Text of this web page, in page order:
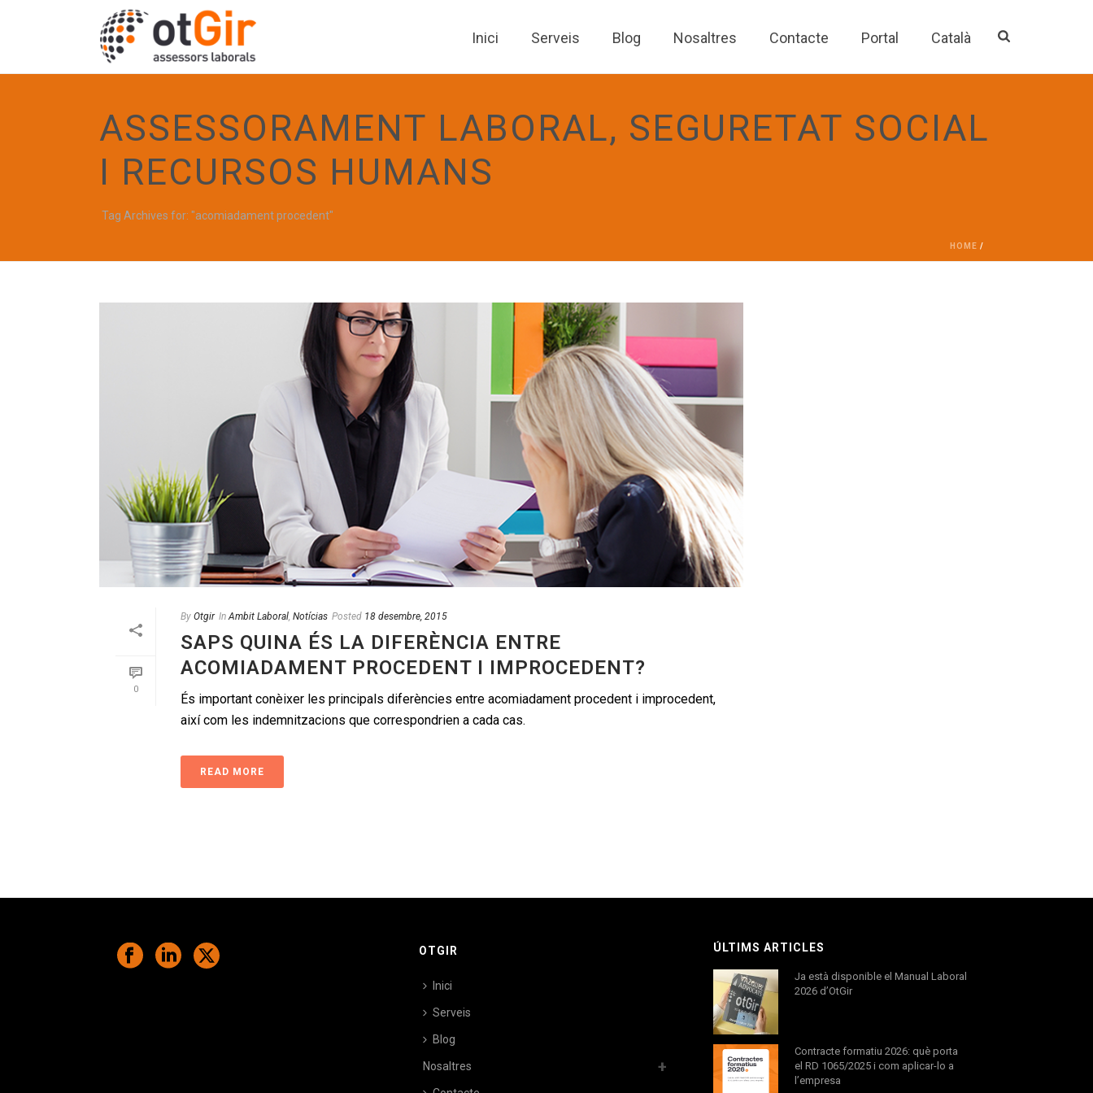
Inici Serveis Blog Nosaltres Contacte Portal Català
ASSESSORAMENT LABORAL, SEGURETAT SOCIAL
I RECURSOS HUMANS
Tag Archives for: "acomiadament procedent"
HOME /
0
By Otgir In Ambit Laboral, Notícias Posted 18 desembre, 2015
SAPS QUINA ÉS LA DIFERÈNCIA ENTRE
ACOMIADAMENT PROCEDENT I IMPROCEDENT?
És important conèixer les principals diferències entre acomiadament procedent i improcedent,
així com les indemnitzacions que correspondrien a cada cas.
READ MORE
OTGIR
Inici
Serveis
Blog
Nosaltres
ÚLTIMS ARTICLES
Ja està disponible el Manual Laboral
2026 d’OtGir
Contracte formatiu 2026: què porta
el RD 1065/2025 i com aplicar-lo a
l’empresa